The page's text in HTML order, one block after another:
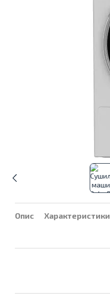
Опис Характеристики